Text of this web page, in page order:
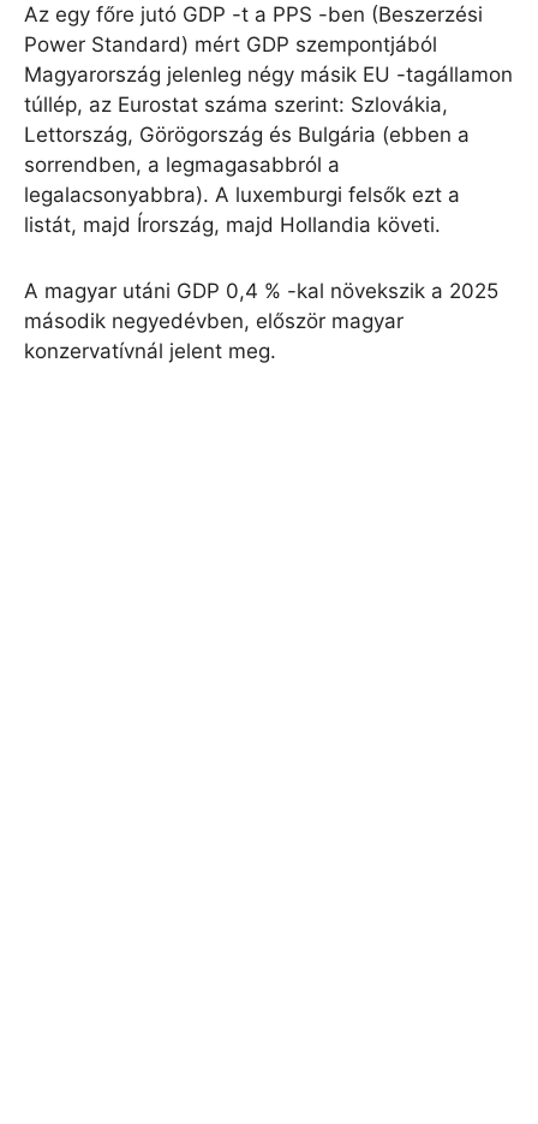
Az egy főre jutó GDP -t a PPS -ben (Beszerzési
Power Standard) mért GDP szempontjából
Magyarország jelenleg négy másik EU -tagállamon
túllép, az Eurostat száma szerint: Szlovákia,
Lettország, Görögország és Bulgária (ebben a
sorrendben, a legmagasabbról a
legalacsonyabbra). A luxemburgi felsők ezt a
listát, majd Írország, majd Hollandia követi.
A magyar utáni GDP 0,4 % -kal növekszik a 2025
második negyedévben, először magyar
konzervatívnál jelent meg.